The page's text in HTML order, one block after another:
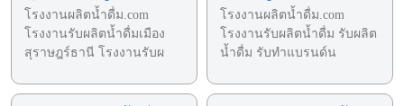
โรงงานผลิตน้ำดื่ม.com
โรงงานรับผลิตน้ำดื่มเมือง
สุราษฎร์ธานี โรงงานรับผ
โรงงานผลิตน้ำดื่ม.com
โรงงานรับผลิตน้ำดื่ม รับผลิต
น้ำดื่ม รับทำแบรนด์น